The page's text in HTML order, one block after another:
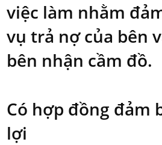
việc làm nhằm
vụ trả nợ của bên
bên nhận cầm đồ.
Có hợp đồng đảm
lợi